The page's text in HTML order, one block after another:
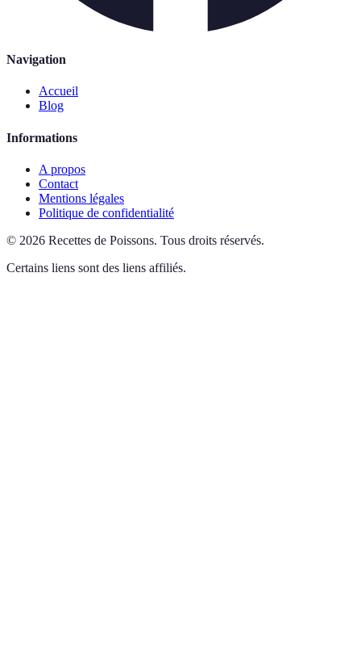
Navigation
Accueil
Blog
Informations
A propos
Contact
Mentions légales
Politique de confidentialité
© 2026 Recettes de Poissons. Tous droits réservés.
Certains liens sont des liens affiliés.